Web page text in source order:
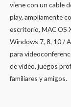
viene con un cable
play, ampliamente
escritorio, MAC OS
Windows 7, 8, 10 /
para
de video, juegos
familiares y amigos.